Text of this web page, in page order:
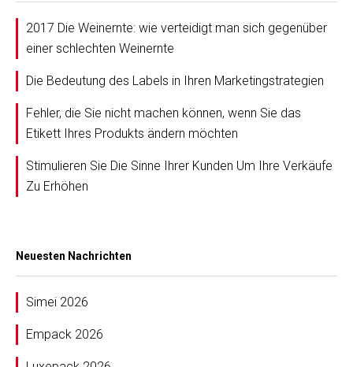
2017 Die Weinernte: wie verteidigt man sich gegenüber
einer schlechten Weinernte
Die Bedeutung des Labels in Ihren Marketingstrategien
Fehler, die Sie nicht machen können, wenn Sie das
Etikett Ihres Produkts ändern möchten
Stimulieren Sie Die Sinne Ihrer Kunden Um Ihre Verkäufe
Zu Erhöhen
Neuesten Nachrichten
Simei 2026
Empack 2026